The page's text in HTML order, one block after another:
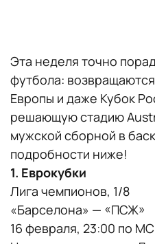
Эта неделя точно
футбола:
Европы и даже Кубок
решающую стадию
мужской сборной в
подробности ниже!
1. Еврокубки
Лига чемпионов, 1/8
«Барселона» — «ПСЖ»
16 февраля, 23:00 по